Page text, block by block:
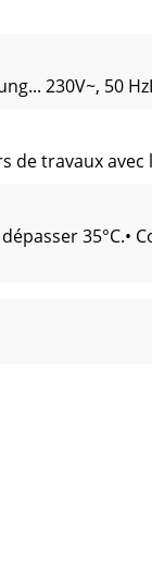
230V~, 50
travaux avec
35°C.•